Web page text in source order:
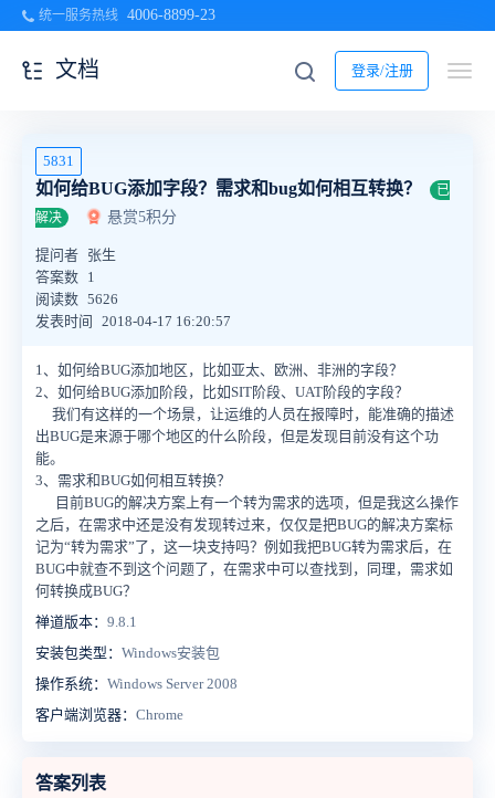
统一服务热线 4006-8899-23
登录/注册
文档
5831
如何给BUG添加字段？需求和bug如何相互转换？
已
解决
悬赏5积分
提问者 张生
答案数 1
阅读数 5626
发表时间
2018-04-17 16:20:57
1、如何给BUG添加地区，比如亚太、欧洲、非洲的字段？
2、如何给BUG添加阶段，比如SIT阶段、UAT阶段的字段？
我们有这样的一个场景，让运维的人员在报障时，能准确的描述
出BUG是来源于哪个地区的什么阶段，但是发现目前没有这个功
能。
3、需求和BUG如何相互转换？
目前BUG的解决方案上有一个转为需求的选项，但是我这么操作
之后，在需求中还是没有发现转过来，仅仅是把BUG的解决方案标
记为“转为需求”了，这一块支持吗？例如我把BUG转为需求后，在
BUG中就查不到这个问题了，在需求中可以查找到，同理，需求如
何转换成BUG？
禅道版本： 9.8.1
安装包类型： Windows安装包
操作系统： Windows Server 2008
客户端浏览器： Chrome
答案列表